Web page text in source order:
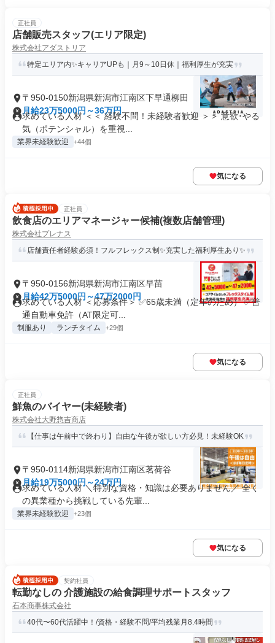
正社員
店舗販売スタッフ(エリア限定)
株式会社アダストリア
特定エリア内✨キャリアUPも｜月9～10日休｜福利厚生が充実
〒950-0150新潟県新潟市江南区下早通柳田
月給23万5000円～36万円
求めている人材 ＜＜ 経験不問！未経験者歓迎 ＞＞ 意欲･やる
気（ポテンシャル）を重視...
業界未経験歓迎 +44個
気になる
正社員
飲食店のエリアマネージャー候補(複数店舗管理)
株式会社プレナス
店舗責任者経験必須！フルフレックス制✨充実した福利厚生あり✨
〒950-0156新潟県新潟市江南区早苗
月給42万5000円～47万2000円
求めている人材 ＜応募条件＞ ✅65歳未満（定年のため） ✅普
通自動車免許（AT限定可...
制服あり ランチタイム +29個
気になる
正社員
鮮魚のバイヤー(未経験者)
株式会社大野惣吉商店
【仕事は午前中で終わり】自由な午後が欲しい方必見！未経験OK
〒950-0114新潟県新潟市江南区茗荷谷
月給19万5000円～24万円
求めている人材 ＼特別な資格・知識は必要ありません／ 全く
の異業種から挑戦している先輩...
業界未経験歓迎 +23個
気になる
契約社員
転勤なしの 介護施設の給食調理サポートスタッフ
石本商事株式会社
40代〜60代活躍中！/資格・経験不問/平均残業月8.4時間